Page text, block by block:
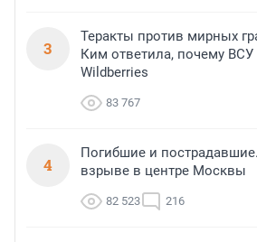
3
Теракты против мирных
Ким ответила, почему ВСУ
Wildberries
83 767
4
Погибшие и
взрыве в центре Москвы
82 523 216